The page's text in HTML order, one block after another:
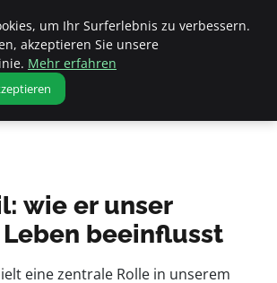
tägliches Leben beeinflusst
wie er unser
beeinflusst
eine zentrale Rolle in unserem
um Ihr Surferlebnis zu verbessern.
akzeptieren Sie unsere
Mehr erfahren